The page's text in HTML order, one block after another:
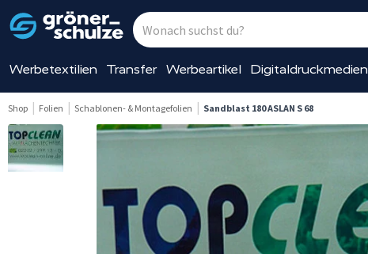
Werbetextilien Transfer Werbeartikel Digitaldruckmedien
Shop Folien Schablonen- & Montagefolien Sandblast 180 ASLAN S 68